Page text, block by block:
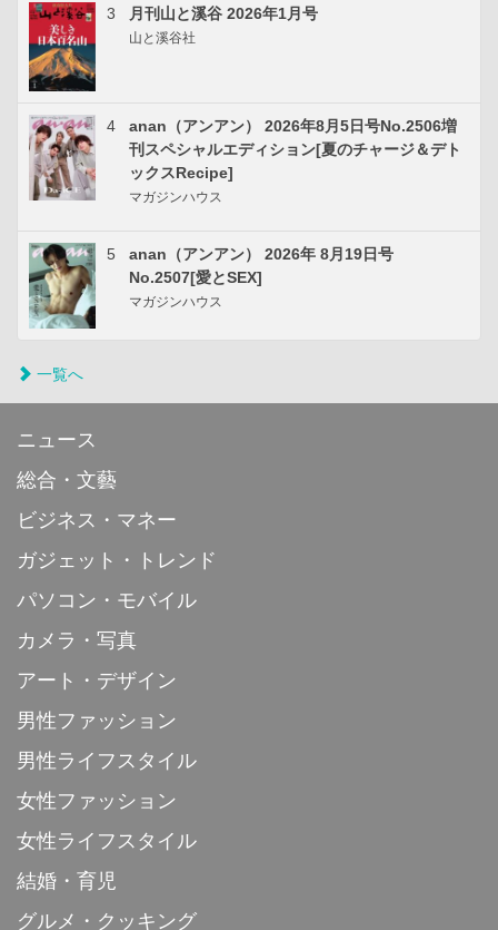
3 月刊山と溪谷 2026年1月号
山と溪谷社
4
anan（アンアン） 2026年8月5日号No.2506増
刊スペシャルエディション[夏のチャージ＆デト
ックスRecipe]
マガジンハウス
5
anan（アンアン） 2026年 8月19日号
No.2507[愛とSEX]
マガジンハウス
一覧へ
ニュース
総合・文藝
ビジネス・マネー
ガジェット・トレンド
パソコン・モバイル
カメラ・写真
アート・デザイン
男性ファッション
男性ライフスタイル
女性ファッション
女性ライフスタイル
結婚・育児
グルメ・クッキング